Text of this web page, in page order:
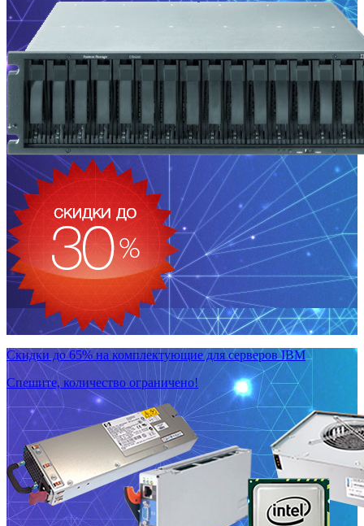
Скидки до 65% на комплектующие для серверов IBM
Спешите, количество ограничено!